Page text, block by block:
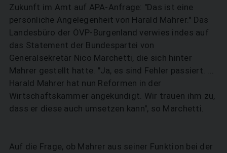
Zukunft im Amt auf APA-Anfrage: "Das ist eine
persönliche Angelegenheit von Harald Mahrer." Das
Landesbüro der ÖVP-Burgenland verwies indes auf
das Statement der Bundespartei von
Generalsekretär Nico Marchetti, die sich hinter
Mahrer gestellt hatte. "Ja, es sind Fehler passiert. ...
Harald Mahrer hat nun Reformen in der
Wirtschaftskammer angekündigt. Wir trauen ihm zu,
dass er diese auch umsetzen kann", so Marchetti.
Auf die Frage, ob Mahrer aus seiner Funktion bei der